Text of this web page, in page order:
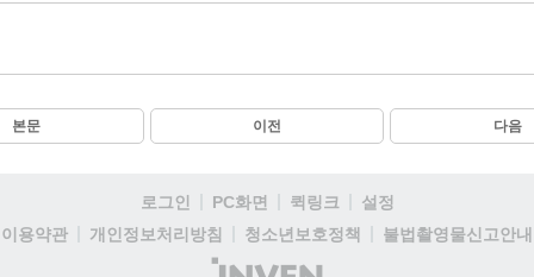
본문 이전 다음
로그인 PC화면 퀵링크
설정
이용약관
개인정보처리방침 청소년보호정책
불법촬영물신고안내
(주)